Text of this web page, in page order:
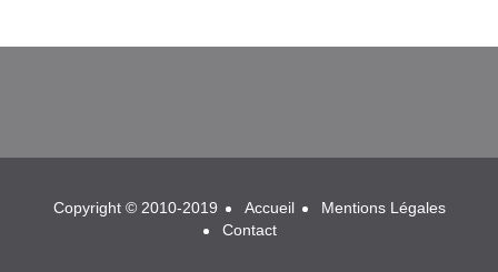
BatiWebPro
Copyright © 2010-2019 Accueil
Mentions Légales
Contact